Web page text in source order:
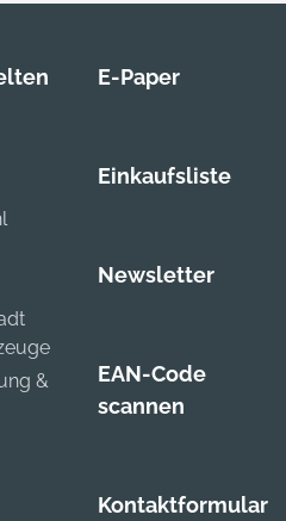
&
E-Paper
Einkaufsliste
Newsletter
EAN-Code
scannen
Kontaktformular